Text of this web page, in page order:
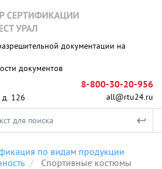
документации на
документов
126
8-800-30-20-956
all@rtu24.ru
по видам продукции
Спортивные костюмы